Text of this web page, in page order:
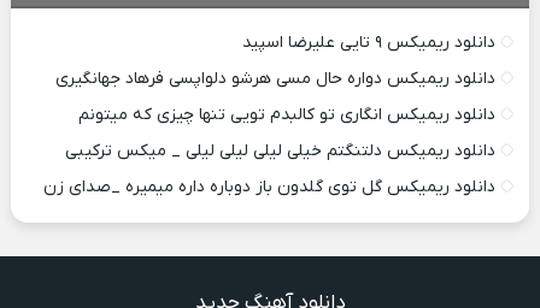
دانلود ریمیکس ۹ تایی علیرضا اسپید
دانلود ریمیکس دواره حال مسی هرشو دلواپسی فرهاد جهانگیری
دانلود ریمیکس انگاری تو کالبدم تویی تنها چیزی که میتونم
دانلود ریمیکس دلتنگتم خیلی لیلی لیلی لیلی _ میکس ترکیبی
دانلود ریمیکس گل توی گلدون باز دوباره داره میمیره _صدای زن